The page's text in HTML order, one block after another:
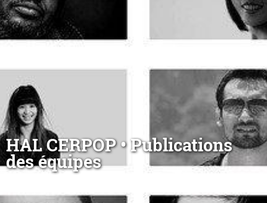
HAL CERPOP • Publications
des équipes